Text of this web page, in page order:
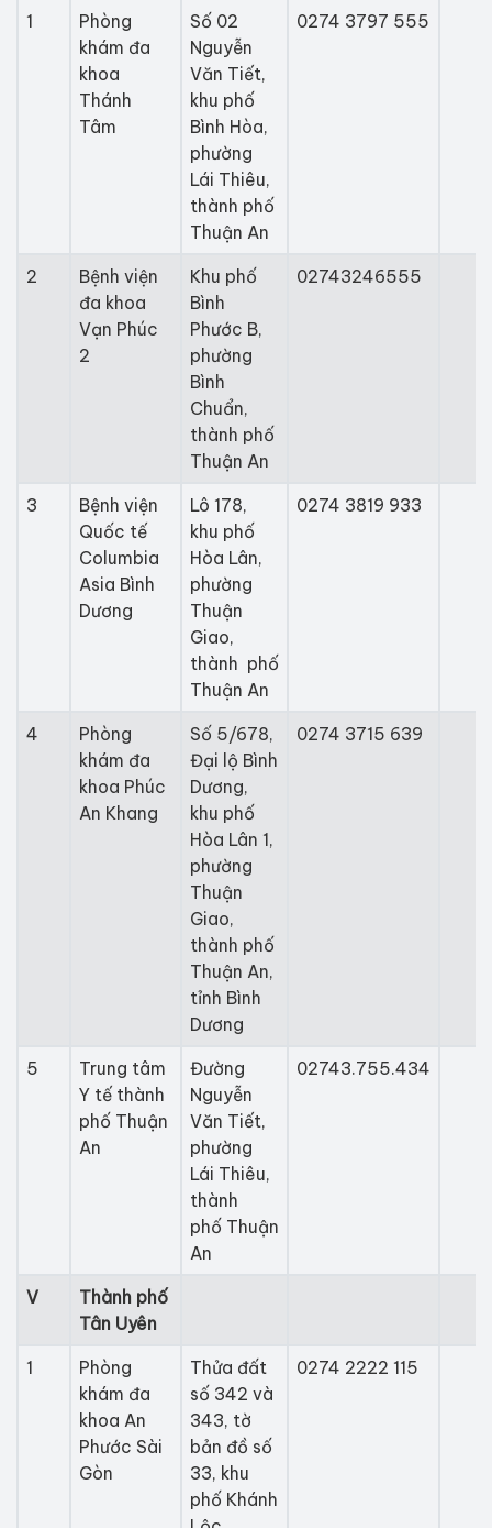
1
Phòng
khám đa
khoa
Thánh
Tâm
Số 02
Nguyễn
Văn Tiết,
khu phố
Bình Hòa,
phường
Lái Thiêu,
thành phố
Thuận An
0274 3797 555
2
Bệnh viện
đa khoa
Vạn Phúc
2
Khu phố
Bình
Phước B,
phường
Bình
Chuẩn,
thành phố
Thuận An
02743246555
3
Bệnh viện
Quốc tế
Columbia
Asia Bình
Dương
Lô 178,
khu phố
Hòa Lân,
phường
Thuận
Giao,
thành phố
Thuận An
0274 3819 933
4
Phòng
khám đa
khoa Phúc
An Khang
Số 5/678,
Đại lộ Bình
Dương,
khu phố
Hòa Lân 1,
phường
Thuận
Giao,
thành phố
Thuận An,
tỉnh Bình
Dương
0274 3715 639
​5
​Trung tâm
Y tế thành
phố Thuận
An
​Đường
Nguyễn
Văn Tiết,
phường
Lái Thiêu,
thành
phố Thuận
An
02743.755.434
V
Thành phố
Tân Uyên
1
Phòng
khám đa
khoa An
Phước Sài
Gòn
Thửa đất
số 342 và
343, tờ
bản đồ số
33, khu
phố Khánh
0274 2222 115